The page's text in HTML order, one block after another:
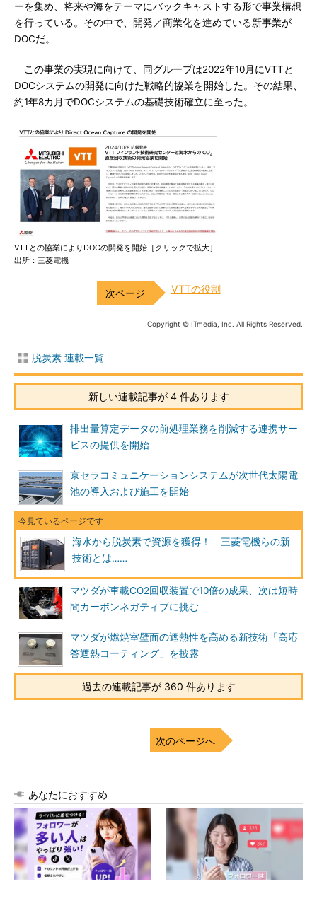
ーを集め、将来や海をテーマにバックキャストする形で事業構想
を行っている。その中で、開発／商業化を進めている新事業が
DOCだ。
この事業の実現に向けて、同グループは2022年10月にVTTと
DOCシステムの開発に向けた戦略的協業を開始した。その結果、
約1年8カ月でDOCシステムの基礎技術確立に至った。
VTTとの協業によりDOCの開発を開始［クリックで拡大］
出所：三菱電機
VTTの役割
Copyright © ITmedia, Inc. All Rights Reserved.
脱炭素 連載一覧
新しい連載記事が 4 件あります
排出量算定データの前処理業務を削減する連携サー
ビスの提供を開始
京セラコミュニケーションシステムが次世代太陽電
池の導入および施工を開始
海水から脱炭素で資源を獲得！ 三菱電機らの新
技術とは……
マツダが車載CO2回収装置で10倍の成果、次は短時
間カーボンネガティブに挑む
マツダが燃焼室壁面の遮熱性を高める新技術「高応
答遮熱コーティング」を披露
過去の連載記事が 360 件あります
次のページへ
あなたにおすすめ